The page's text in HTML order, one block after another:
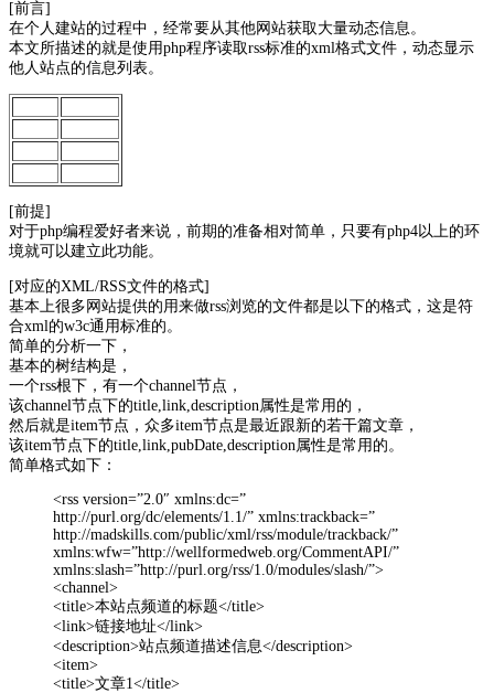
[前言]
在个人建站的过程中，经常要从其他网站获取大量动态信息。
本文所描述的就是使用php程序读取rss标准的xml格式文件，动态显示
他人站点的信息列表。
[前提]
对于php编程爱好者来说，前期的准备相对简单，只要有php4以上的环
境就可以建立此功能。
[对应的XML/RSS文件的格式]
基本上很多网站提供的用来做rss浏览的文件都是以下的格式，这是符
合xml的w3c通用标准的。
简单的分析一下，
基本的树结构是，
一个rss根下，有一个channel节点，
该channel节点下的title,link,description属性是常用的，
然后就是item节点，众多item节点是最近跟新的若干篇文章，
该item节点下的title,link,pubDate,description属性是常用的。
简单格式如下：
<rss version=”2.0″ xmlns:dc=”
http://purl.org/dc/elements/1.1/” xmlns:trackback=”
http://madskills.com/public/xml/rss/module/trackback/”
xmlns:wfw=”http://wellformedweb.org/CommentAPI/”
xmlns:slash=”http://purl.org/rss/1.0/modules/slash/”>
<channel>
<title>本站点频道的标题</title>
<link>链接地址</link>
<description>站点频道描述信息</description>
<item>
<title>文章1</title>